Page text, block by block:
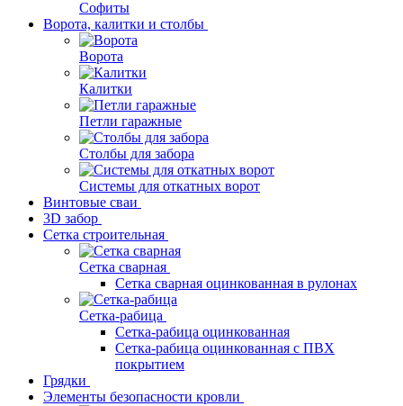
Софиты
Ворота, калитки и столбы
Ворота
Калитки
Петли гаражные
Столбы для забора
Системы для откатных ворот
Винтовые сваи
3D забор
Сетка строительная
Сетка сварная
Сетка сварная оцинкованная в рулонах
Сетка-рабица
Сетка-рабица оцинкованная
Сетка-рабица оцинкованная с ПВХ
покрытием
Грядки
Элементы безопасности кровли